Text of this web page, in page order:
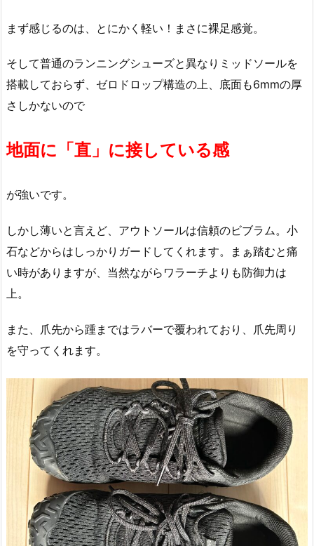
まず感じるのは、とにかく軽い！まさに裸足感覚。
そして普通のランニングシューズと異なりミッドソールを
搭載しておらず、ゼロドロップ構造の上、底面も6mmの厚
さしかないので
地面に「直」に接している感
が強いです。
しかし薄いと言えど、アウトソールは信頼のビブラム。小
石などからはしっかりガードしてくれます。まぁ踏むと痛
い時がありますが、当然ながらワラーチよりも防御力は
上。
また、爪先から踵まではラバーで覆われており、爪先周り
を守ってくれます。